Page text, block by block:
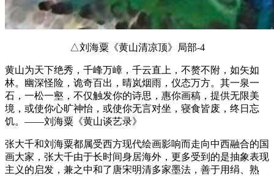
△刘海粟《黄山清凉顶》局部-4
黄山为天下绝秀，千峰万嶂，千云直上，不赘不附，如矢如
林。幽深怪险，诡奇百出，晴岚烟雨，仪态万方。其一泉一
石，一松一壑，不仅触发你的诗思，惠你画稿，提供无限美
境，或使你心旷神怡，或使你无言对坐，寝食皆废，终日忘
饥。——刘海粟《黄山谈艺录》
张大千和刘海粟都属受西方现代绘画影响而走向中西融合的国
画大家，张大千由于长时间身居海外，更多受到的是抽象表现
主义的启发，兼之中和了唐宋明清多家墨法，善于用绢、熟